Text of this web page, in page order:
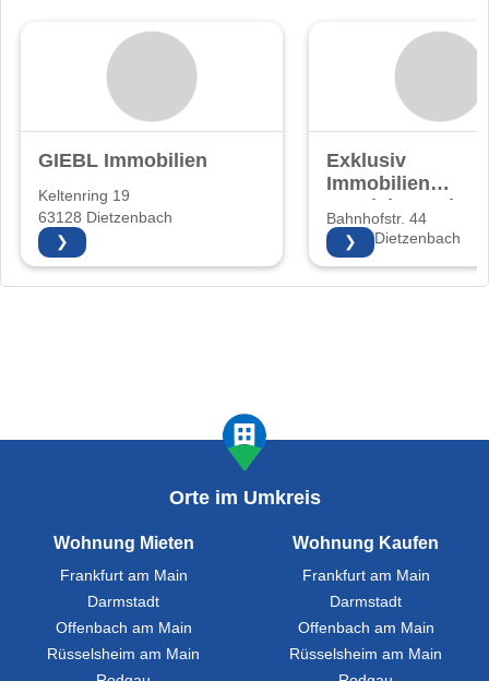
GIEBL Immobilien
Keltenring 19
63128 Dietzenbach
❯
Exklusiv
Immobilien
Vertriebs GmbH
Bahnhofstr. 44
63128 Dietzenbach
❯
Orte im Umkreis
Wohnung Mieten
Frankfurt am Main
Darmstadt
Offenbach am Main
Rüsselsheim am Main
Wohnung Kaufen
Frankfurt am Main
Darmstadt
Offenbach am Main
Rüsselsheim am Main